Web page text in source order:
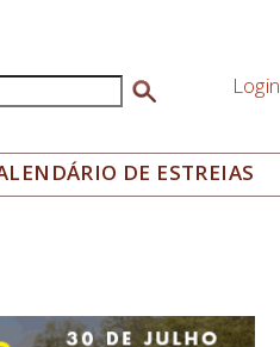
busca Login
DE ESTREIAS